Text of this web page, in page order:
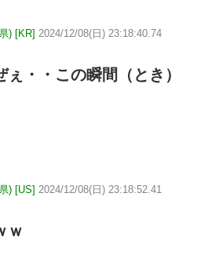
) [KR] 2024/12/08(日) 23:18:40.74
・・この瞬間（とき）
) [US] 2024/12/08(日) 23:18:52.41
ｗ